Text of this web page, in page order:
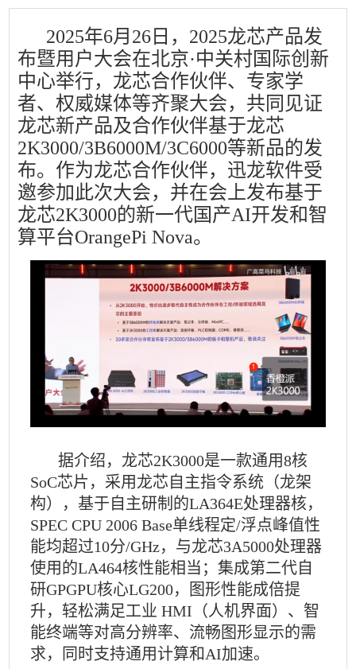
2025年6月26日，2025龙芯产品发
布暨用户大会在北京·中关村国际创新
中心举行，龙芯合作伙伴、专家学
者、权威媒体等齐聚大会，共同见证
龙芯新产品及合作伙伴基于龙芯
2K3000/3B6000M/3C6000等新品的发
布。作为龙芯合作伙伴，迅龙软件受
邀参加此次大会，并在会上发布基于
龙芯2K3000的新一代国产AI开发和智
算平台OrangePi Nova。
据介绍，龙芯2K3000是一款通用8核
SoC芯片，采用龙芯自主指令系统（龙架
构），基于自主研制的LA364E处理器核，
SPEC CPU 2006 Base单线程定/浮点峰值性
能均超过10分/GHz，与龙芯3A5000处理器
使用的LA464核性能相当；集成第二代自
研GPGPU核心LG200，图形性能成倍提
升，轻松满足工业 HMI（人机界面）、智
能终端等对高分辨率、流畅图形显示的需
求，同时支持通用计算和AI加速。